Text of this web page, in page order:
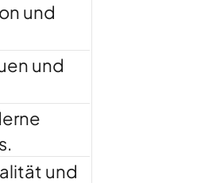
und
und
und